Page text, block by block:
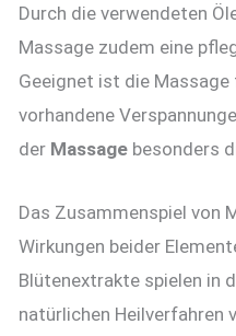
Durch die verwendeten
Massage zudem eine
Geeignet ist die Massage
vorhandene
der Massage besonders
Das Zusammenspiel von
Wirkungen beider
Blütenextrakte spielen in
natürlichen Heilverfahren